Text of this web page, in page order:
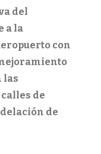
del
a la
con
las
de
de